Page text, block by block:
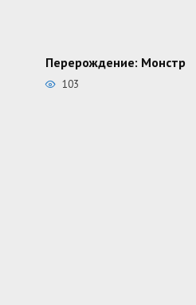
Перерождение: Монстр
103